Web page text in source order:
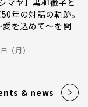
年の対話の軌跡。
愛を込めて～を開
（月）
& news